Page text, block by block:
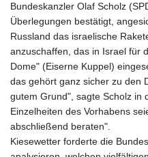
Bundeskanzler Olaf Scholz
Überlegungen bestätigt,
Russland das israelische
anzuschaffen, das in Israel für
Dome" (Eiserne Kuppel)
das gehört ganz sicher zu den
gutem Grund", sagte Scholz in
Einzelheiten des Vorhabens
abschließend beraten".
Kiesewetter forderte die